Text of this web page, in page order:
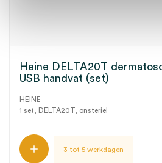
Heine DELTA20T
USB handvat (set)
HEINE
1 set, DELTA20T, onsteriel
3 tot 5 werkdagen